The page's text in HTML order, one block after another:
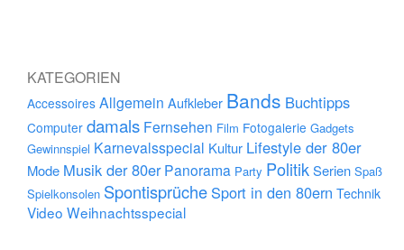
KATEGORIEN
Accessoires Allgemein Aufkleber Bands Buchtipps
Computer damals Fernsehen Film Fotogalerie Gadgets
Gewinnspiel Karnevalsspecial Kultur Lifestyle der 80er
Mode Musik der 80er Panorama Party PolitikSerien Spaß
Spielkonsolen Spontisprüche Sport in den 80ern Technik
Video Weihnachtsspecial